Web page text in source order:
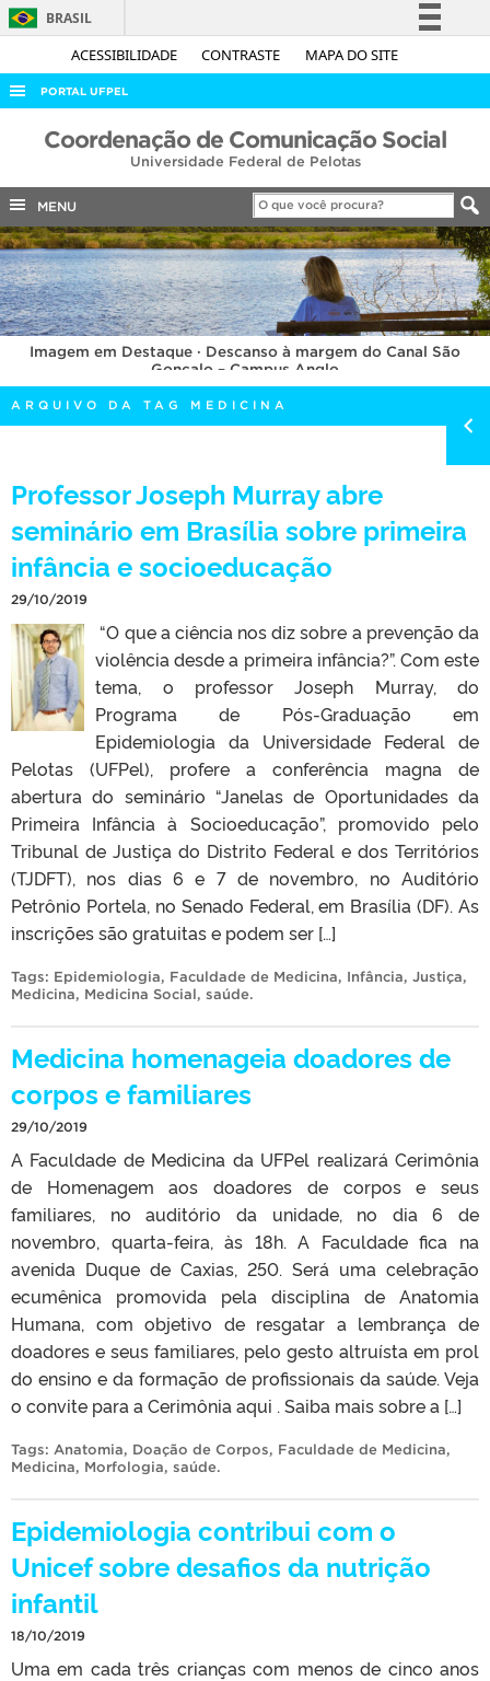
ACESSIBILIDADE CONTRASTE MAPA DO SITE
BRASIL
Simplifique!
Acesso à informação
Legislação
Canais
PORTAL UFPEL
ACESSO À INFORMAÇÃO
COBALTO
CONCURSOS
EDITAIS
INTERNACIONAL
OUVIDORIA
PORTARIAS
TELEFONES
Coordenação de Comunicação Social
Universidade Federal de Pelotas
MENU
Imagem em Destaque · Descanso à margem do Canal São
Gonçalo – Campus Anglo
ARQUIVO DA TAG MEDICINA
Professor Joseph Murray abre
seminário em Brasília sobre primeira
infância e socioeducação
29/10/2019
“O que a ciência nos diz sobre a prevenção da
violência desde a primeira infância?”. Com este
tema, o professor Joseph Murray, do
Programa de Pós-Graduação em
Epidemiologia da Universidade Federal de
Pelotas (UFPel), profere a conferência magna de
abertura do seminário “Janelas de Oportunidades da
Primeira Infância à Socioeducação”, promovido pelo
Tribunal de Justiça do Distrito Federal e dos Territórios
(TJDFT), nos dias 6 e 7 de novembro, no Auditório
Petrônio Portela, no Senado Federal, em Brasília (DF). As
inscrições são gratuitas e podem ser […]
Tags: Epidemiologia, Faculdade de Medicina, Infância, Justiça,
Medicina, Medicina Social, saúde.
Medicina homenageia doadores de
corpos e familiares
29/10/2019
A Faculdade de Medicina da UFPel realizará Cerimônia
de Homenagem aos doadores de corpos e seus
familiares, no auditório da unidade, no dia 6 de
novembro, quarta-feira, às 18h. A Faculdade fica na
avenida Duque de Caxias, 250. Será uma celebração
ecumênica promovida pela disciplina de Anatomia
Humana, com objetivo de resgatar a lembrança de
doadores e seus familiares, pelo gesto altruísta em prol
do ensino e da formação de profissionais da saúde. Veja
o convite para a Cerimônia aqui . Saiba mais sobre a […]
Tags: Anatomia, Doação de Corpos, Faculdade de Medicina,
Medicina, Morfologia, saúde.
Epidemiologia contribui com o
Unicef sobre desafios da nutrição
infantil
18/10/2019
Uma em cada três crianças com menos de cinco anos